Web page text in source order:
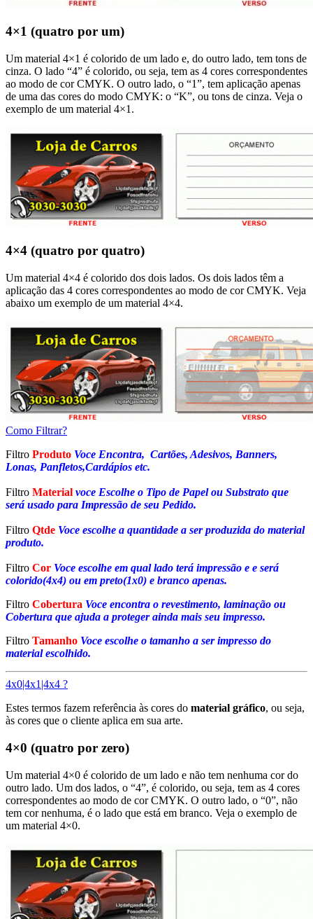
4×1 (quatro por um)
Um material 4×1 é colorido de um lado e, do outro lado, tem tons de
cinza. O lado “4” é colorido, ou seja, tem as 4 cores correspondentes
ao modo de cor CMYK. O outro lado, o “1”, tem aplicação apenas
de uma das cores do modo CMYK: o “K”, ou tons de cinza. Veja o
exemplo de um material 4×1.
4×4 (quatro por quatro)
Um material 4×4 é colorido dos dois lados. Os dois lados têm a
aplicação das 4 cores correspondentes ao modo de cor CMYK. Veja
abaixo um exemplo de um material 4×4.
Como Filtrar?
Filtro Produto Voce Encontra, Cartões, Adesivos, Banners,
Lonas, Panfletos,Cardápios etc.
Filtro Material voce Escolhe o Tipo de Papel ou Substrato que
será usado para Impressão de seu Pedido.
Filtro Qtde Voce escolhe a quantidade a ser produzida do material
produto.
Filtro Cor Voce escolhe em qual lado terá impressão e e será
colorido(4x4) ou em preto(1x0) e branco apenas.
Filtro Cobertura Voce encontra o revestimento, laminação ou
Cobertura que ajuda a proteger ainda mais seu impresso.
Filtro Tamanho Voce escolhe o tamanho a ser impresso do
material escolhido.
4x0|4x1|4x4 ?
Estes termos fazem referência às cores do material gráfico, ou seja,
às cores que o cliente aplica em sua arte.
4×0 (quatro por zero)
Um material 4×0 é colorido de um lado e não tem nenhuma cor do
outro lado. Um dos lados, o “4”, é colorido, ou seja, tem as 4 cores
correspondentes ao modo de cor CMYK. O outro lado, o “0”, não
tem cor nenhuma, é o lado que está em branco. Veja o exemplo de
um material 4×0.